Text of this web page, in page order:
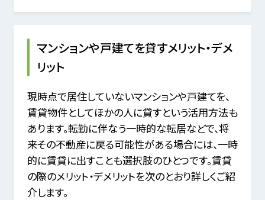
マンションや戸建てを貸すメリット・デメ
リット
現時点で居住していないマンションや戸建てを、
賃貸物件としてほかの人に貸すという活用方法も
あります。転勤に伴なう一時的な転居などで、将
来その不動産に戻る可能性がある場合には、一時
的に賃貸に出すことも選択肢のひとつです。賃貸
の際のメリット・デメリットを次のとおり詳しくご紹
介します。